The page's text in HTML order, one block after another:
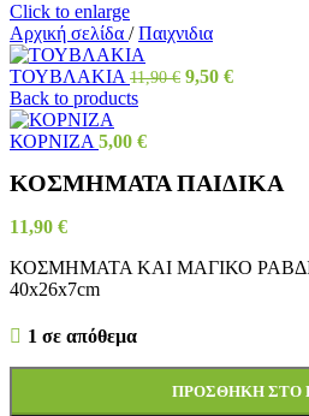
Click to enlarge
Αρχική σελίδα / Παιχνιδια
ΤΟΥΒΛΑΚΙΑ 11,90€ 9,50 €
Back to products
ΚΟΡΝΙΖΑ 5,00 €
ΚΟΣΜΗΜΑΤΑ ΠΑΙΔΙΚΑ
11,90 €
ΚΟΣΜΗΜΑΤΑ ΚΑΙ ΜΑΓΙΚΟ
40x26x7cm
1 σε απόθεμα
ΠΡΟΣΘΉΚΗ ΣΤΟ